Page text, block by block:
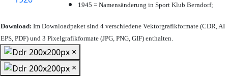
1945 = Namensänderung in Sport Klub Berndorf;
Download: Im Downloadpaket sind 4 verschiedene Vektorgrafikformate (CDR, AI
EPS, PDF) und 3 Pixelgrafikformate (JPG, PNG, GIF) enthalten.
×
×